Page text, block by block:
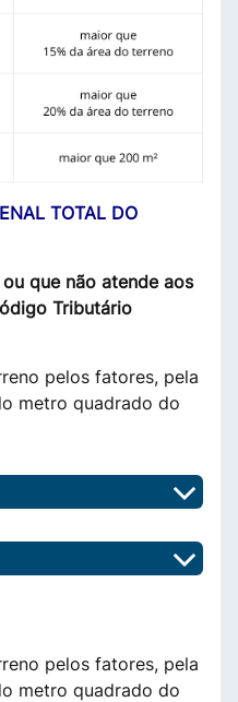
TOTAL DO
que não atende aos
Tributário
pelos fatores, pela
metro quadrado do
pelos fatores, pela
metro quadrado do